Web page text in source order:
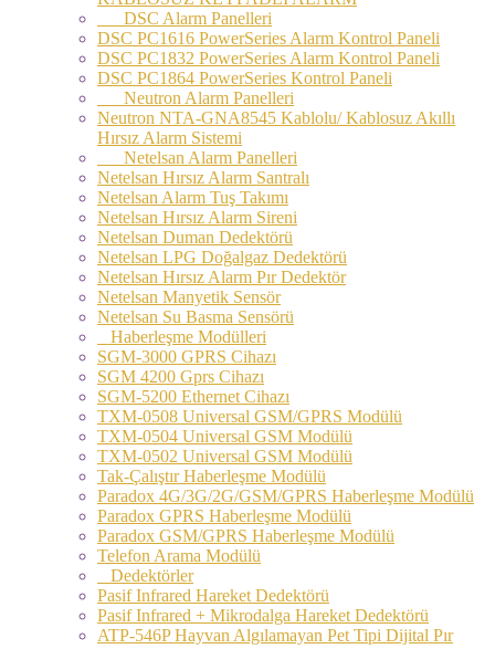
DSC Alarm Panelleri
DSC PC1616 PowerSeries Alarm Kontrol Paneli
DSC PC1832 PowerSeries Alarm Kontrol Paneli
DSC PC1864 PowerSeries Kontrol Paneli
Neutron Alarm Panelleri
Neutron NTA-GNA8545 Kablolu/ Kablosuz Akıllı
Hırsız Alarm Sistemi
Netelsan Alarm Panelleri
Netelsan Hırsız Alarm Santralı
Netelsan Alarm Tuş Takımı
Netelsan Hırsız Alarm Sireni
Netelsan Duman Dedektörü
Netelsan LPG Doğalgaz Dedektörü
Netelsan Hırsız Alarm Pır Dedektör
Netelsan Manyetik Sensör
Netelsan Su Basma Sensörü
Haberleşme Modülleri
SGM-3000 GPRS Cihazı
SGM 4200 Gprs Cihazı
SGM-5200 Ethernet Cihazı
TXM-0508 Universal GSM/GPRS Modülü
TXM-0504 Universal GSM Modülü
TXM-0502 Universal GSM Modülü
Tak-Çalıştır Haberleşme Modülü
Paradox 4G/3G/2G/GSM/GPRS Haberleşme Modülü
Paradox GPRS Haberleşme Modülü
Paradox GSM/GPRS Haberleşme Modülü
Telefon Arama Modülü
Dedektörler
Pasif Infrared Hareket Dedektörü
Pasif Infrared + Mikrodalga Hareket Dedektörü
ATP-546P Hayvan Algılamayan Pet Tipi Dijital Pır